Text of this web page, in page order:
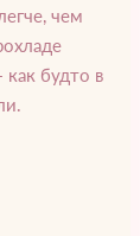
чем
как будто в